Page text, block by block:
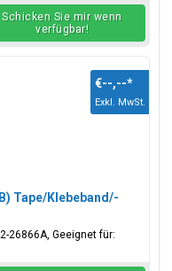
Schicken Sie mir wenn
verfügbar!
Tape/Klebeband/-
26866A, Geeignet für:
€--,--*
Exkl. MwSt.